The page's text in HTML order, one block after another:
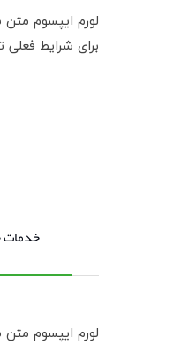
لورم ایپسوم
برای شرایط فعلی
خدمات
لورم ایپسوم